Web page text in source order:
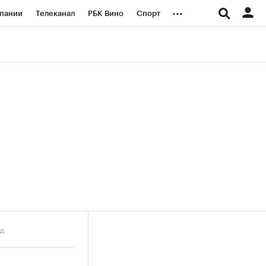
Телеканал РБК Вино Спорт ...